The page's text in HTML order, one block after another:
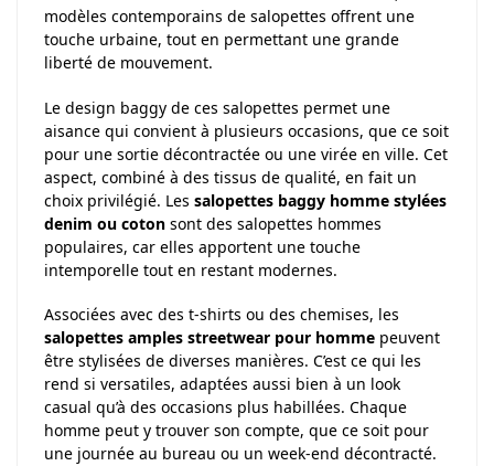
modèles contemporains de salopettes offrent une
touche urbaine, tout en permettant une grande
liberté de mouvement.
Le design baggy de ces salopettes permet une
aisance qui convient à plusieurs occasions, que ce soit
pour une sortie décontractée ou une virée en ville. Cet
aspect, combiné à des tissus de qualité, en fait un
choix privilégié. Les salopettes baggy homme stylées
denim ou coton sont des salopettes hommes
populaires, car elles apportent une touche
intemporelle tout en restant modernes.
Associées avec des t-shirts ou des chemises, les
salopettes amples streetwear pour homme peuvent
être stylisées de diverses manières. C’est ce qui les
rend si versatiles, adaptées aussi bien à un look
casual qu’à des occasions plus habillées. Chaque
homme peut y trouver son compte, que ce soit pour
une journée au bureau ou un week-end décontracté.